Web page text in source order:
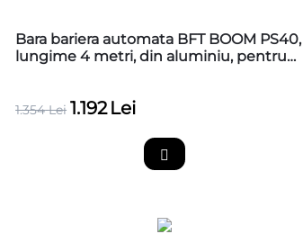
Bara bariera automata BFT BOOM PS40,
lungime 4 metri, din aluminiu, pentru
1.354 Lei 1.192 Lei